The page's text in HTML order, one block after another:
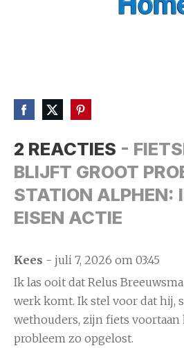
2 REACTIES -
BLIJFT GROOT
STATION ALPHEN:
EISEN ACTIE
Kees - juli 7, 2026 om 03:45
Ik las ooit dat Relus
werk komt. Ik stel voor dat hij,
wethouders, zijn fiets voortaan
probleem zo opgelost.